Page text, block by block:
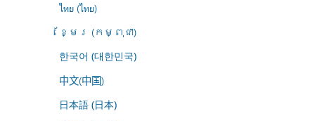
ไทย (ไทย)
ខ្មែរ (កម្ពុជា)
한국어 (대한민국)
中文(中国)
日本語 (日本)